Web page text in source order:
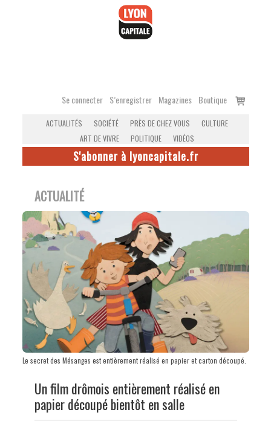
Se connecter S’enregistrer Magazines Boutique
Voir
ACTUALITÉS SOCIÉTÉ PRÈS DE CHEZ VOUS
CULTURE
ART DE VIVRE
POLITIQUE VIDÉOS
S'abonner à lyoncapitale.fr
ACTUALITÉ
Le secret des Mésanges est entièrement réalisé en papier et carton découpé.
Un film drômois entièrement réalisé en
papier découpé bientôt en salle